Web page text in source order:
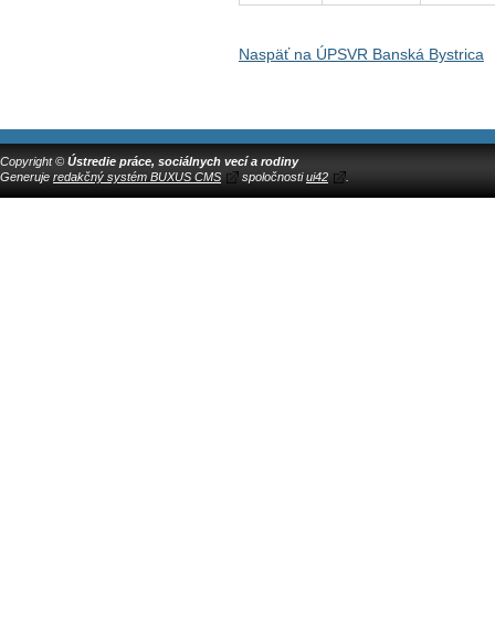
Naspäť na ÚPSVR Banská Bystrica
Copyright © Ústredie práce, sociálnych vecí a rodiny
Generuje redakčný systém BUXUS CMS spoločnostiui42